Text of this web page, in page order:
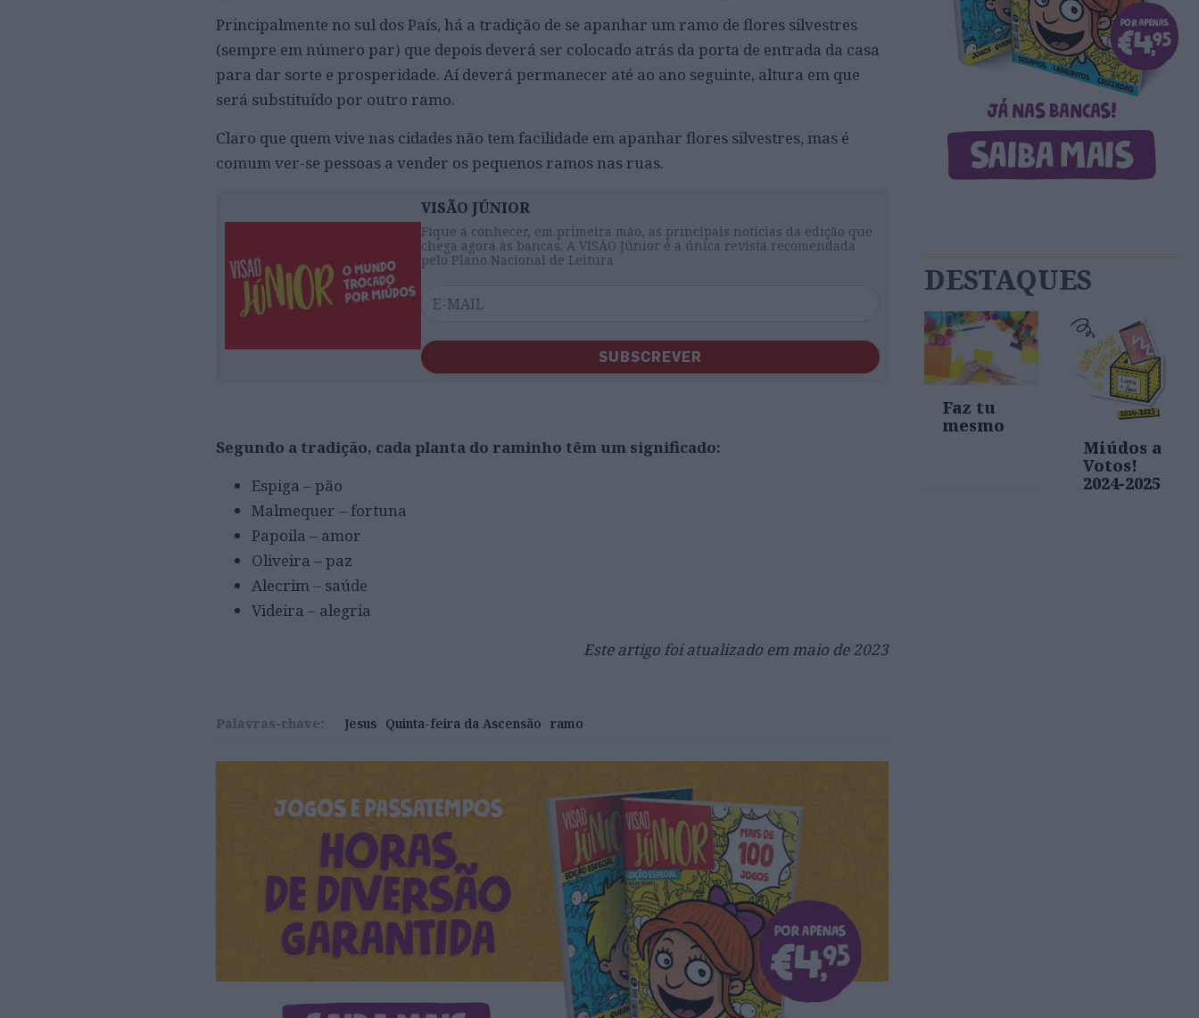
Principalmente no sul dos País, há a tradição de se apanhar um ramo de flores silvestres
(sempre em número par) que depois deverá ser colocado atrás da porta de entrada da casa
para dar sorte e prosperidade. Aí deverá permanecer até ao ano seguinte, altura em que
será substituído por outro ramo.
Claro que quem vive nas cidades não tem facilidade em apanhar flores silvestres, mas é
comum ver-se pessoas a vender os pequenos ramos nas ruas.
VISÃO JÚNIOR
Fique a conhecer, em primeira mão, as principais notícias da edição que
chega agora às bancas. A VISÃO Júnior é a única revista recomendada
pelo Plano Nacional de Leitura
SUBSCREVER
Segundo a tradição, cada planta do raminho têm um significado:
Espiga – pão
Malmequer – fortuna
Papoila – amor
Oliveira – paz
Alecrim – saúde
Videira – alegria
Este artigo foi atualizado em maio de 2023
Palavras-chave: Jesus Quinta-feira da Ascensão ramo
DESTAQUES
Faz tu
mesmo
Miúdos a
Votos!
2024-2025